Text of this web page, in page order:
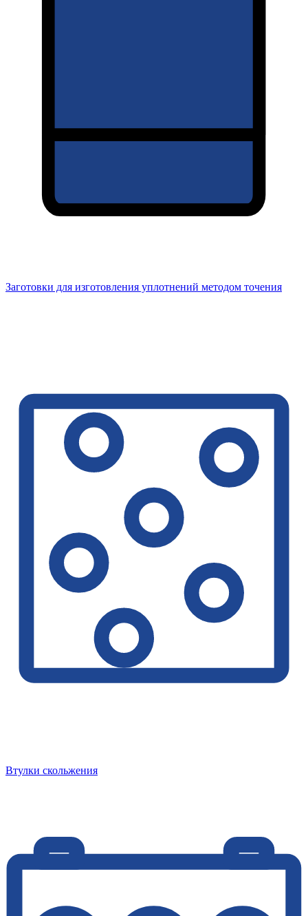
Заготовки для изготовления уплотнений методом точения
Втулки скольжения